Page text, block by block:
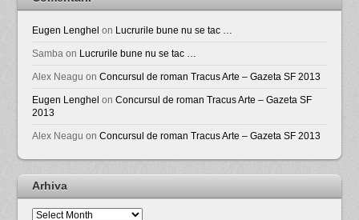
Eugen Lenghel on Lucrurile bune nu se tac …
Samba on Lucrurile bune nu se tac …
Alex Neagu onConcursul de roman Tracus Arte – Gazeta SF 2013
Eugen Lenghel onConcursul de roman Tracus Arte – Gazeta SF
2013
Alex Neagu onConcursul de roman Tracus Arte – Gazeta SF 2013
Arhiva
Arhiva